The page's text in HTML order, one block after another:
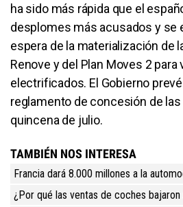
ha sido más rápida que el
desplomes más acusados y se
espera de la materialización de
Renove y del Plan Moves 2 para
electrificados. El Gobierno
reglamento de concesión de
quincena de julio.
TAMBIÉN NOS INTERESA
Francia dará 8.000 millones a la
¿Por qué las ventas de coches bajaron